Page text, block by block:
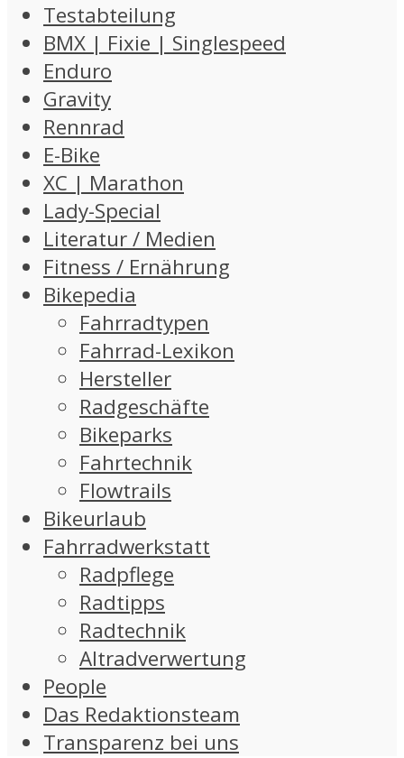
Testabteilung
BMX | Fixie | Singlespeed
Enduro
Gravity
Rennrad
E-Bike
XC | Marathon
Lady-Special
Literatur / Medien
Fitness / Ernährung
Bikepedia
Fahrradtypen
Fahrrad-Lexikon
Hersteller
Radgeschäfte
Bikeparks
Fahrtechnik
Flowtrails
Bikeurlaub
Fahrradwerkstatt
Radpflege
Radtipps
Radtechnik
Altradverwertung
People
Das Redaktionsteam
Transparenz bei uns